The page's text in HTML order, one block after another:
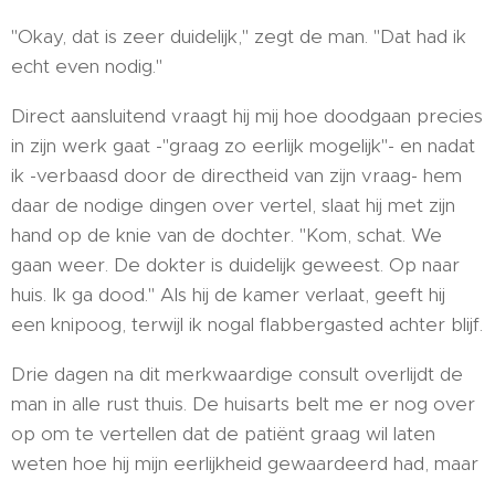
"Okay, dat is zeer duidelijk," zegt de man. "Dat had ik
echt even nodig."
Direct aansluitend vraagt hij mij hoe doodgaan precies
in zijn werk gaat -"graag zo eerlijk mogelijk"- en nadat
ik -verbaasd door de directheid van zijn vraag- hem
daar de nodige dingen over vertel, slaat hij met zijn
hand op de knie van de dochter. "Kom, schat. We
gaan weer. De dokter is duidelijk geweest. Op naar
huis. Ik ga dood." Als hij de kamer verlaat, geeft hij
een knipoog, terwijl ik nogal flabbergasted achter blijf.
Drie dagen na dit merkwaardige consult overlijdt de
man in alle rust thuis. De huisarts belt me er nog over
op om te vertellen dat de patiënt graag wil laten
weten hoe hij mijn eerlijkheid gewaardeerd had, maar